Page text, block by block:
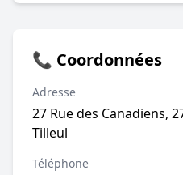
📞 Coordonnées
Adresse
27 Rue des Canadiens,
Tilleul
Téléphone